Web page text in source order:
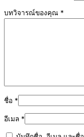
บทวิจารณ์ของคุณ *
ชื่อ *
อีเมล *